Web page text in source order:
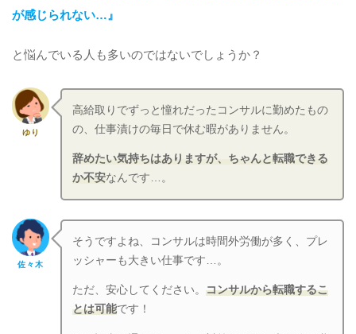
が感じられない…』
と悩んでいる人も多いのではないでしょうか？
ゆり
高給取りでずっと憧れだったコンサルに勤めたもの
の、仕事漬けの毎日で休む暇がありません。
辞めたい気持ちはありますが、ちゃんと転職できる
か不安なんです…。
佐々木
そうですよね、コンサルは時間外労働が多く、プレ
ッシャーも大きい仕事です…。
ただ、安心してください。コンサルから転職するこ
とは可能です！